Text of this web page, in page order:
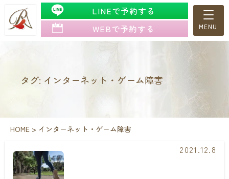
LINEで予約する
WEBで予約する
タグ: インターネット・ゲーム障害
HOME > インターネット・ゲーム障害
2021.12.8